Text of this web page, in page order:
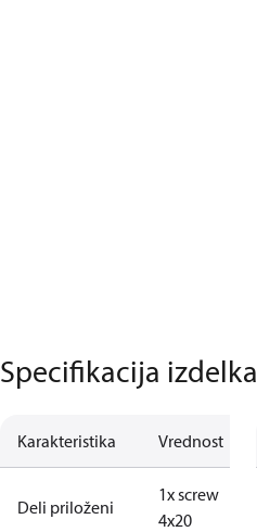
Specifikacija izdelka
Karakteristika Vrednost
Deli priloženi
1x screw
4x20